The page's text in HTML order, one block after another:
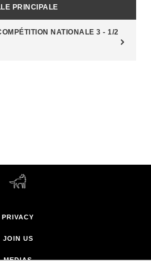
PRINCIPALE
NATIONALE 3 - 1/2
PRIVACY
JOIN US